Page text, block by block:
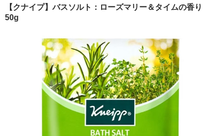
【クナイプ】バスソルト：ローズマリー＆タイムの香り
50g